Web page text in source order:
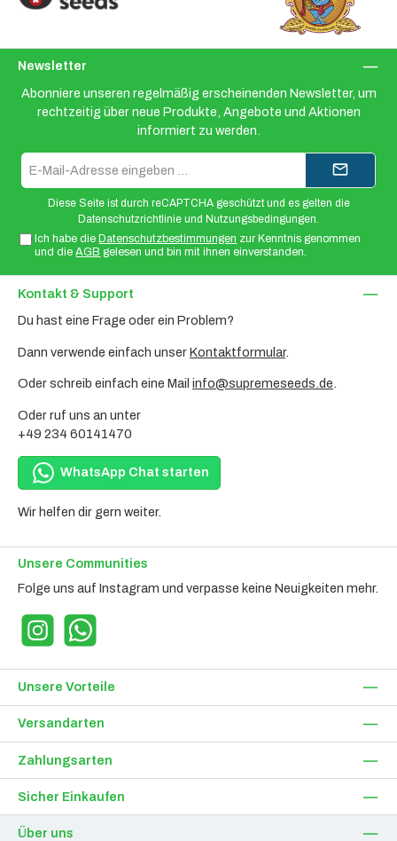
Newsletter
Abonniere unseren regelmäßig erscheinenden Newsletter, um
rechtzeitig über neue Produkte, Angebote und Aktionen
informiert zu werden.
Mail-
Adresse*
Diese Seite ist durch reCAPTCHA geschützt und es gelten die
Datenschutzrichtlinie und Nutzungsbedingungen
Ich habe die Datenschutzbestimmungen zur Kenntnis genommen
und dieAGB gelesen und bin mit ihnen einverstanden.
Kontakt & Support
Du hast eine Frage oder ein Problem?
Dann verwende einfach unserKontaktformular.
Oder schreib einfach eine Mail info@supremeseeds.de.
Oder ruf uns an unter
+49 234 60141470
WhatsApp Chat starten
Wir helfen dir gern weiter.
Unsere Communities
Folge uns auf Instagram und verpasse keine Neuigkeiten mehr.
InstagramWhatsApp
Unsere Vorteile
Versandarten
Zahlungsarten
Sicher Einkaufen
Über uns